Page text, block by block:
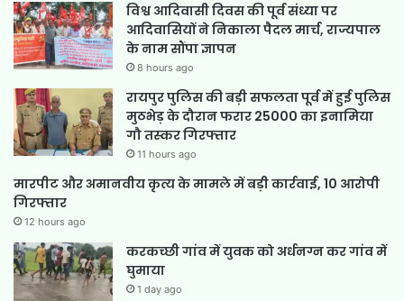
विश्व आदिवासी दिवस की पूर्व संध्या पर
आदिवासियों ने निकाला पैदल मार्च, राज्यपाल
के नाम सौंपा ज्ञापन
8 hours ago
रायपुर पुलिस की बड़ी सफलता पूर्व में हुई पुलिस
मुठभेड़ के दौरान फरार 25000 का इनामिया
गौ तस्कर गिरफ्तार
11 hours ago
मारपीट और अमानवीय कृत्य के मामले में बड़ी कार्रवाई, 10 आरोपी
गिरफ्तार
12 hours ago
करकच्छी गांव में युवक को अर्धनग्न कर गांव में
घुमाया
1 day ago